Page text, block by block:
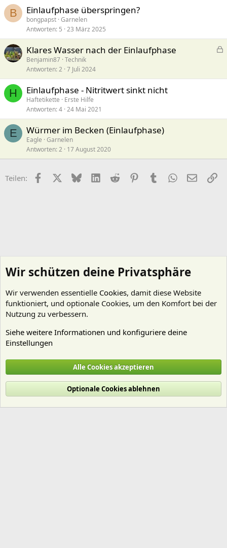
B Einlaufphase überspringen?
bongpapst Garnelen
Antworten 5 23 März 2025
p
Klares Wasser nach der Einlaufphase
Benjamin87 Technik
Antworten 2 7 Juli 2024
H Einlaufphase - Nitritwert sinkt nicht
Haftetikette
Erste Hilfe
Antworten 4 24 Mai 2021
E Würmer im Becken (Einlaufphase)
Eagle Garnelen
Antworten 2 17 August 2020
Teilen: FacebookX (Twitter)
BlueskyLinkedIn
Reddit PinterestTumblr WhatsApp
E-Mail
Cookies
Deutsch (Du)
Nutzungsbedingungen
Datenschutz Hilfe und Impressum
R
Wir schützen deine Privatsphäre
Wir verwenden essentielle Cookies, damit diese Website
funktioniert, und optionale Cookies, um den Komfort bei der
Nutzung zu verbessern.
Siehe weitere Informationen und konfiguriere deine
Einstellungen
Alle Cookies akzeptieren
Optionale Cookies ablehnen